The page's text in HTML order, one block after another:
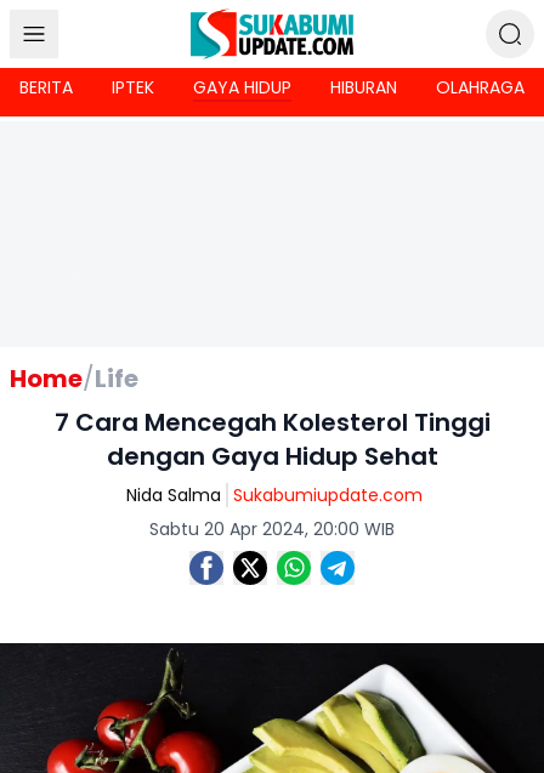
BERITA IPTEK GAYA HIDUP HIBURAN OLAHRAGA
Home/Life
7 Cara Mencegah Kolesterol Tinggi
dengan Gaya Hidup Sehat
Nida Salma Sukabumiupdate.com
Sabtu 20 Apr 2024, 20:00 WIB